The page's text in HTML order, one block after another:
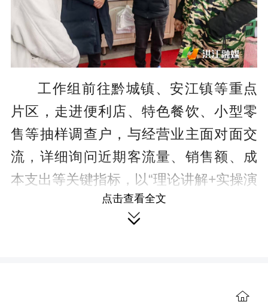
工作组前往黔城镇、安江镇等重点
片区，走进便利店、特色餐饮、小型零
售等抽样调查户，与经营业主面对面交
流，详细询问近期客流量、销售额、成
本支出等关键指标，以“理论讲解+实操演
示”相结合的方式，系统介绍了“国家统计
局限下商贸数据直报小程序”的操作流
题，工作人员现场指导样本单位填报全
点击查看全文
